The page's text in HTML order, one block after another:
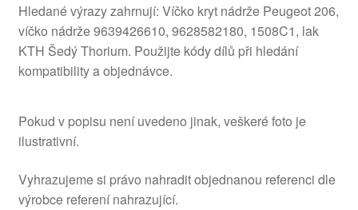
Hledané výrazy zahrnují: Víčko kryt nádrže Peugeot 206,
víčko nádrže 9639426610, 9628582180, 1508C1, lak
KTH Šedý Thorium. Použijte kódy dílů při hledání
kompatibility a objednávce.
Pokud v popisu není uvedeno jinak, veškeré foto je
ilustrativní.
Vyhrazujeme si právo nahradit objednanou referenci dle
výrobce referení nahrazující.